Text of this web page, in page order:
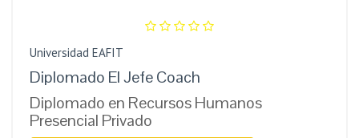
Universidad EAFIT
Diplomado El Jefe Coach
Diplomado en Recursos Humanos
Presencial Privado